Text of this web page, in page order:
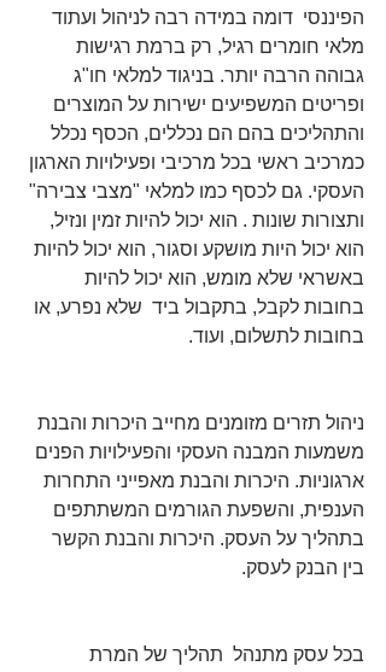
הפיננסי  דומה במידה רבה לניהול ועתוד
מלאי חומרים רגיל, רק ברמת רגישות
גבוהה הרבה יותר. בניגוד למלאי חו"ג
ופריטים המשפיעים ישירות על המוצרים
והתהליכים בהם הם נכללים, הכסף נכלל
כמרכיב ראשי בכל מרכיבי ופעילויות הארגון
העסקי. גם לכסף כמו למלאי "מצבי צבירה"
ותצורות שונות . הוא יכול להיות זמין ונזיל,
הוא יכול היות מושקע וסגור, הוא יכול להיות
באשראי שלא מומש, הוא יכול להיות
בחובות לקבל, בתקבול ביד  שלא נפרע, או
בחובות לתשלום, ועוד.
ניהול תזרים מזומנים מחייב היכרות והבנת
משמעות המבנה העסקי והפעילויות הפנים
ארגוניות. היכרות והבנת מאפייני התחרות
הענפית, והשפעת הגורמים המשתתפים
בתהליך על העסק. היכרות והבנת הקשר
בין הבנק לעסק.
בכל עסק מתנהל  תהליך של המרת